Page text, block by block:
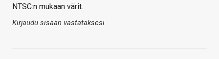
NTSC:n mukaan värit.
Kirjaudu sisään vastataksesi